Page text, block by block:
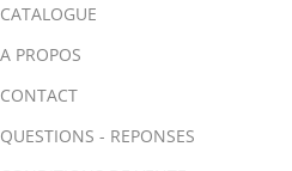
CATALOGUE
A PROPOS
CONTACT
QUESTIONS - REPONSES